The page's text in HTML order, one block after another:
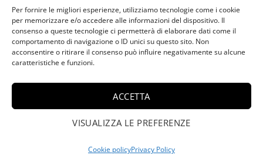
Per fornire le migliori esperienze, utilizziamo tecnologie come i cookie
per memorizzare e/o accedere alle informazioni del dispositivo. Il
consenso a queste tecnologie ci permetterà di elaborare dati come il
comportamento di navigazione o ID unici su questo sito. Non
acconsentire o ritirare il consenso può influire negativamente su alcune
caratteristiche e funzioni.
ACCETTA
VISUALIZZA LE PREFERENZE
Cookie policyPrivacy Policy
I nostri canali social
Credits:Studio GTomasselli.it
Lorenzo da San Giovanni
Al Natisone ha acquistato
50ml.